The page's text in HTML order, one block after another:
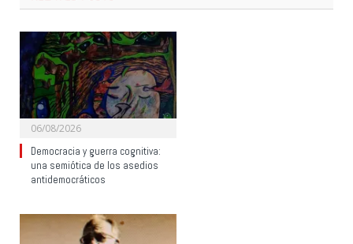
06/08/2026
Democracia y guerra cognitiva:
una semiótica de los asedios
antidemocráticos